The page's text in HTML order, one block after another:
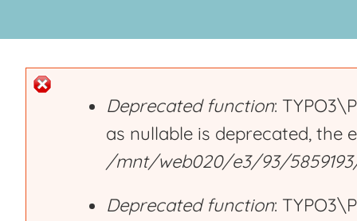
Deprecated function:
as nullable is deprecated, the
/mnt/web020/e3/93/
Deprecated function: